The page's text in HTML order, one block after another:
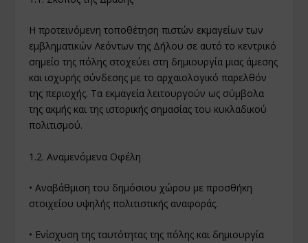
Η προτεινόμενη τοποθέτηση πιστών εκμαγείων των
εμβληματικών Λεόντων της Δήλου σε αυτό το κεντρικό
σημείο της πόλης στοχεύει στη δημιουργία μιας άμεσης
και ισχυρής σύνδεσης με το αρχαιολογικό παρελθόν
της περιοχής. Τα εκμαγεία λειτουργούν ως σύμβολα
της ακμής και της ιστορικής σημασίας του κυκλαδικού
πολιτισμού.
1.2. Αναμενόμενα Οφέλη
• Αναβάθμιση του δημόσιου χώρου με προσθήκη
στοιχείου υψηλής πολιτιστικής αναφοράς.
• Ενίσχυση της ταυτότητας της πόλης και δημιουργία